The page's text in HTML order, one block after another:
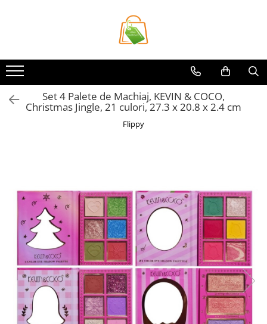
Casa si Bricolaj
Accesorii Birou si Consumabile
Articole pentru Animale
Articole pentru baie
Genti Termoizolante Mancare
Organizatoare si Depozitare
Bucatarie
Organizatoare si Depozitare
Bucatarie
Pahare, Sticle si Cani
Ustensile pentru Bucătărie
Ustensile pentru Bucătărie
Veselă pentru Masă
Set 4 Palete de Machiaj, KEVIN & COCO,
Christmas Jingle, 21 culori, 27.3 x 20.8 x 2.4 cm
Flippy